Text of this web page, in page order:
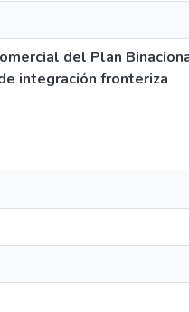
del Plan
integración fronteriza